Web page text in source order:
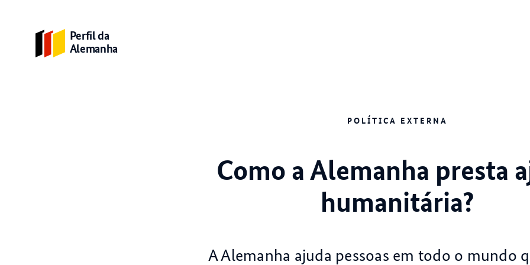
Perfil da
Alemanha
POLÍTICA EXTERNA
Como a Alemanha presta
humanitária?
A Alemanha ajuda pessoas em todo o mundo